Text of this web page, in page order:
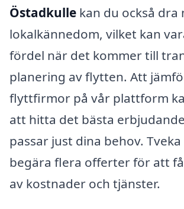
Östadkulle kan du också dra
lokalkännedom, vilket kan
fördel när det kommer till
planering av flytten. Att
flyttfirmor på vår plattform
att hitta det bästa
passar just dina behov.
begära flera offerter för att
av kostnader och tjänster.